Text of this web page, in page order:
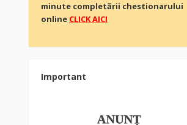
minute completării chestionarului
online CLICK AICI
Important